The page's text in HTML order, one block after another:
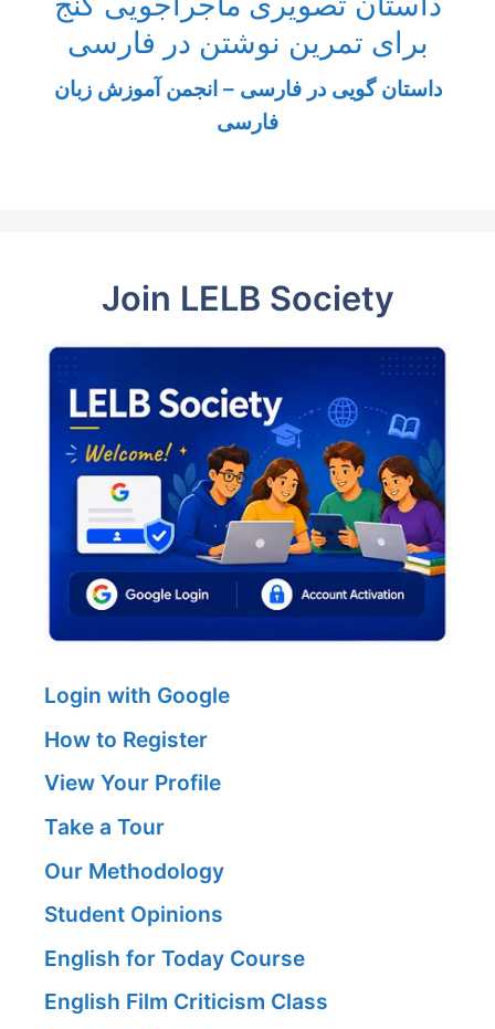
برای تمرین نوشتن در فارسی
داستان گویی در فارسی – انجمن آموزش زبان
فارسی
Join LELB Society
Login with Google
How to Register
View Your Profile
Take a Tour
Our Methodology
Student Opinions
English for Today Course
English Film Criticism Class